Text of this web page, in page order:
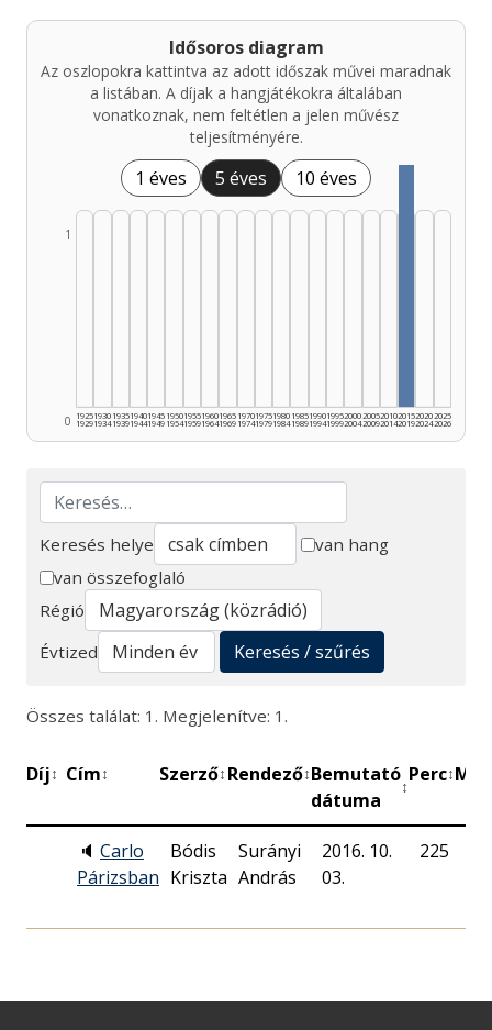
Idősoros diagram
Az oszlopokra kattintva az adott időszak művei maradnak
a listában. A díjak a hangjátékokra általában
vonatkoznak, nem feltétlen a jelen művész
teljesítményére.
1 éves 5 éves 10 éves
0
1
1925
1929
1930
1934
1935
1939
1940
1944
1945
1949
1950
1954
1955
1959
1960
1964
1965
1969
1970
1974
1975
1979
1980
1984
1985
1989
1990
1994
1995
1999
2000
2004
2005
2009
2010
2014
2015
2019
2020
2024
2025
2026
Keresés
Keresés helye
van hang
van összefoglaló
Régió
Évtized
Keresés / szűrés
Összes találat: 1. Megjelenítve: 1.
Díj↕ Cím↕ Szerző↕ Rendező↕Bemutató
dátuma
↕
Perc↕
🔈 Carlo
Párizsban
Bódis
Kriszta
Surányi
András
2016. 10.
03.
225